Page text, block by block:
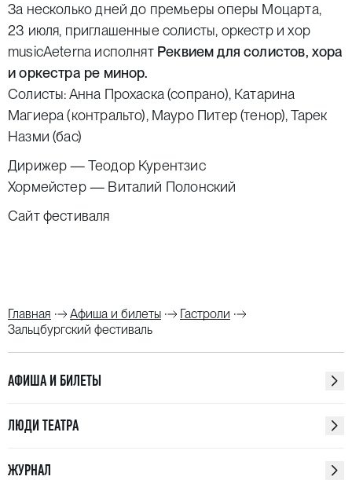
За несколько дней до премьеры оперы Моцарта,
23 июля, приглашенные солисты, оркестр и хор
musicAeterna исполнят Реквием для солистов, хора
и оркестра ре минор.
Солисты: Анна Прохаска (сопрано), Катарина
Магиера (контральто), Мауро Питер (тенор), Тарек
Назми (бас)
Дирижер —Теодор Курентзис
Хормейстер — Виталий Полонский
Сайт фестиваля
Главная Афиша и билеты
Гастроли
Зальцбургский фестиваль
АФИША И БИЛЕТЫ
ЛЮДИ ТЕАТРА
ЖУРНАЛ